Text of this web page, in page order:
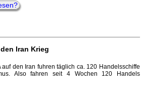
Iran Krieg
den Iran fuhren täglich ca. 120 Handelsschiffe
Also fahren seit 4 Wochen 120 Handels